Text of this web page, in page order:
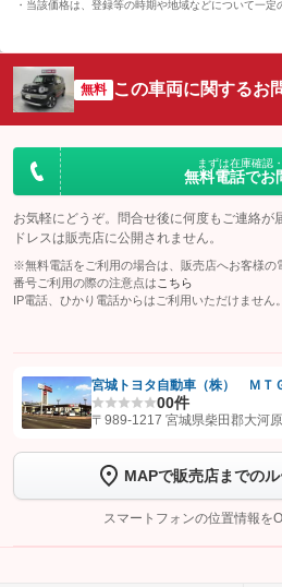
当該価格は、登録等の時期や地域などについて一定
無料 この車両に関するお
まずは在庫確認
無料電話でお
お気軽にどうぞ。問合せ後に何度もご連絡が
ドレスは販売店に公開されません。
※無料電話をご利用の場合は、販売店へお客様の
番号ご利用の際の注意点は こちら
IP電話、ひかり電話からはご利用いただけません。
【STEP1】認証画面でグーネットを友だち追
トーク画面で
ボタンをタップし
完了してください。
こちら
宮城トヨタ自動車（株） ＭＴ
00件
〒989-1217 宮城県柴田郡大河
MAPで販売店までの
スマートフォンの位置情報を